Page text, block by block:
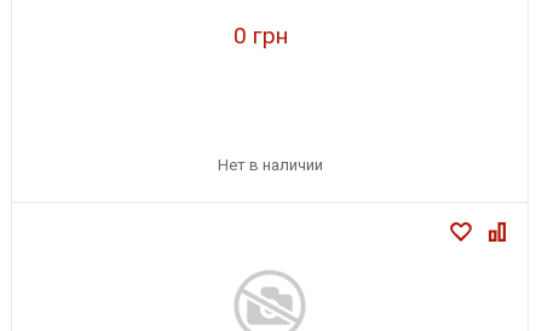
0 грн
Нет в наличии